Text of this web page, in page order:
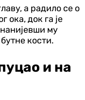
а радило се о
ока, док га је
му
кости.
и на